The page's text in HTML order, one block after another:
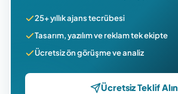
25+ yıllık ajans tecrübesi
Tasarım, yazılım ve reklam tek ekipte
Ücretsiz ön görüşme ve analiz
Ücretsiz Teklif Alın